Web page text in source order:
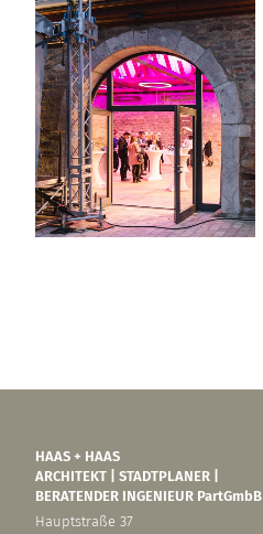
HAAS + HAAS
ARCHITEKT | STADTPLANER |
BERATENDER INGENIEUR PartGmbB
Hauptstraße 37